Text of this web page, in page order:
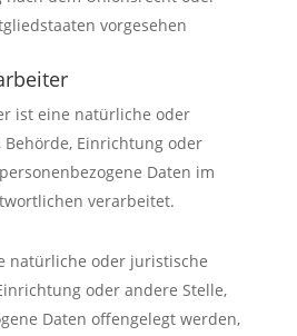
vorgesehen
ist eine natürliche oder
Behörde, Einrichtung oder
Daten im
verarbeitet.
natürliche oder juristische
oder andere Stelle,
Daten offengelegt werden,